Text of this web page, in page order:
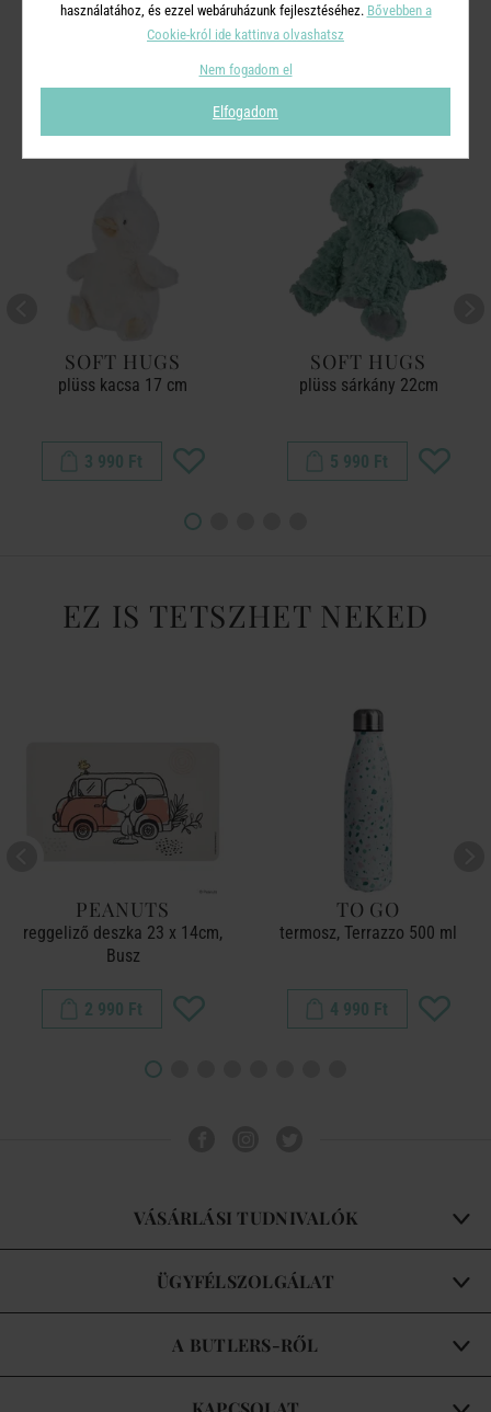
A TERMÉKCSALÁD TOVÁBBI
TERMÉKEI
SOFT HUGS
plüss kacsa 17 cm
3 990 Ft
SOFT HUGS
plüss sárkány 22cm
5 990 Ft
EZ IS TETSZHET NEKED
PEANUTS
reggeliző deszka 23 x 14cm,
Busz
2 990 Ft
TO GO
termosz, Terrazzo 500 ml
4 990 Ft
VÁSÁRLÁSI TUDNIVALÓK
ÜGYFÉLSZOLGÁLAT
A BUTLERS-RŐL
használatához, és ezzel webáruházunk fejlesztéséhez. Bővebben a
Cookie-król ide kattinva olvashatsz
Nem fogadom el
Elfogadom